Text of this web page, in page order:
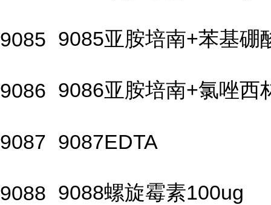
9085 9085亚胺培南+苯基硼
9086 9086亚胺培南+氯唑西
9087 9087EDTA
9088 9088螺旋霉素100ug